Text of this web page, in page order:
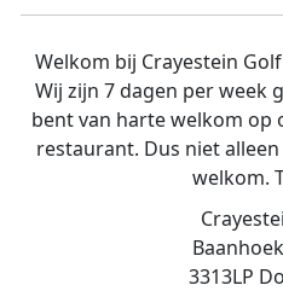
Welkom bij Crayestein
Wij zijn 7 dagen per week
bent van harte welkom
restaurant. Dus niet
welkom.
3313LP